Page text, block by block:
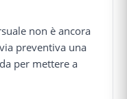
non è ancora
preventiva una
per mettere a